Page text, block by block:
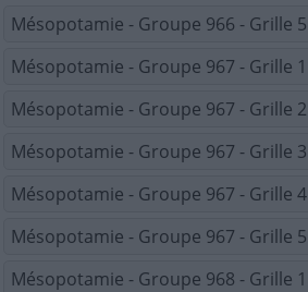
Mésopotamie - Groupe 966 - Grille 5
Mésopotamie - Groupe 967 - Grille 1
Mésopotamie - Groupe 967 - Grille 2
Mésopotamie - Groupe 967 - Grille 3
Mésopotamie - Groupe 967 - Grille 4
Mésopotamie - Groupe 967 - Grille 5
Mésopotamie - Groupe 968 - Grille 1